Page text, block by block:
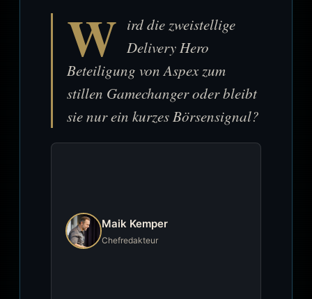
W ird die zweistellige
Delivery Hero
Beteiligung von Aspex zum
stillen Gamechanger oder bleibt
sie nur ein kurzes Börsensignal?
Maik Kemper
Chefredakteur